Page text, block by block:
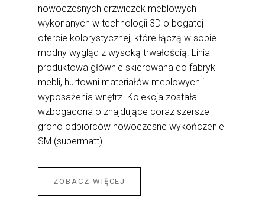
nowoczesnych drzwiczek meblowych
wykonanych w technologii 3D o bogatej
ofercie kolorystycznej, które łączą w sobie
modny wygląd z wysoką trwałością. Linia
produktowa głównie skierowana do fabryk
mebli, hurtowni materiałów meblowych i
wyposażenia wnętrz. Kolekcja została
wzbogacona o znajdujące coraz szersze
grono odbiorców nowoczesne wykończenie
SM (supermatt).
ZOBACZ WIĘCEJ